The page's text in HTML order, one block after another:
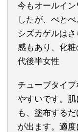
今もオールイ
したが、べと
シズカゲルは
感もあり、化
代後半女性
チューブタイ
やすいです。
も、塗布する
が出ます。適